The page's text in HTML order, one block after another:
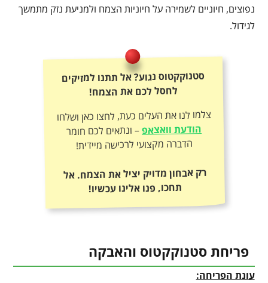
נפוצים, חיוניים לשמירה על חיוניות הצמח ולמניעת נזק מתמשך
לגידול.
סטנוקקטוס נגוע? אל תתנו למזיקים
לחסל לכם את הצמח!
צלמו לנו את העלים כעת, לחצו כאן ושלחו
הודעת וואצאפ– ונתאים לכם חומר
הדברה מקצועי לרכישה מיידית!
רק אבחון מדויק יציל את הצמח. אל
תחכו, פנו אלינו עכשיו!
פריחת סטנוקקטוס והאבקה
עונת הפריחה: